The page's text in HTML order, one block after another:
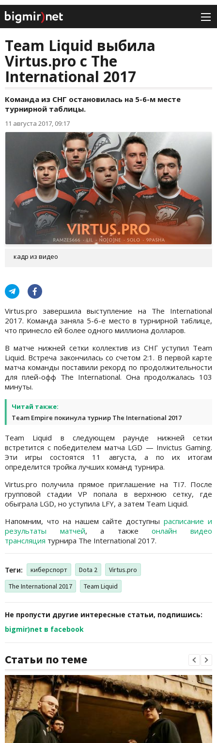
Team Liquid выбила
Virtus.pro с The
International 2017
Команда из СНГ остановилась на 5-6-м месте
турнирной таблицы.
11 августа 2017, 09:17
кадр из видео
Virtus.pro завершила выступление на The International
2017. Команда заняла 5-6-е место в турнирной таблице,
что принесло ей более одного миллиона долларов.
В матче нижней сетки коллектив из СНГ уступил Team
Liquid. Встреча закончилась со счетом 2:1. В первой карте
матча команды поставили рекорд по продолжительности
для плей-офф The International. Она продолжалась 103
минуты.
Читай также:
Team Empire покинула турнир The International 2017
Team Liquid в следующем раунде нижней сетки
встретится с победителем матча LGD — Invictus Gaming.
Эти игры состоятся 11 августа, а по их итогам
определится тройка лучших команд турнира.
Virtus.pro получила прямое приглашение на TI7. После
групповой стадии VP попала в верхнюю сетку, где
обыграла LGD, но уступила LFY, а затем Team Liquid.
Напомним, что на нашем сайте доступнырасписание и
результаты матчей, а такжеонлайн видео
трансляция турнира The International 2017.
Теги: киберспорт Dota 2
Virtus.pro
The International 2017
Team Liquid
Не пропусти другие интересные статьи, подпишись:
bigmir)net в facebook
Статьи по теме